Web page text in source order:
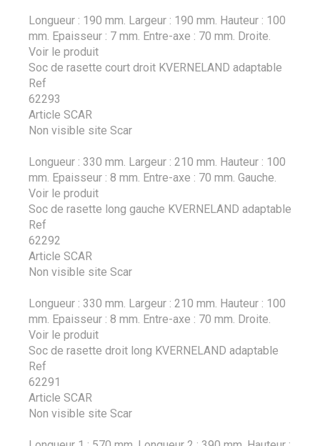
Longueur : 190 mm. Largeur : 190 mm. Hauteur : 100
mm. Epaisseur : 7 mm. Entre-axe : 70 mm. Droite.
Voir le produit
Soc de rasette court droit KVERNELAND adaptable
Ref
62293
Article SCAR
Non visible site Scar
Longueur : 330 mm. Largeur : 210 mm. Hauteur : 100
mm. Epaisseur : 8 mm. Entre-axe : 70 mm. Gauche.
Voir le produit
Soc de rasette long gauche KVERNELAND adaptable
Ref
62292
Article SCAR
Non visible site Scar
Longueur : 330 mm. Largeur : 210 mm. Hauteur : 100
mm. Epaisseur : 8 mm. Entre-axe : 70 mm. Droite.
Voir le produit
Soc de rasette droit long KVERNELAND adaptable
Ref
62291
Article SCAR
Non visible site Scar